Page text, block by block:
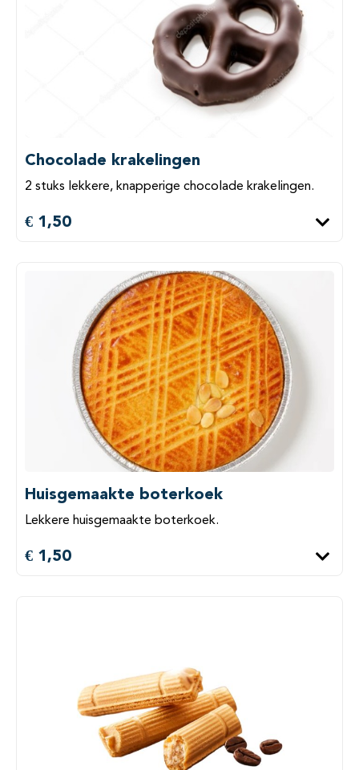
Chocolade krakelingen
2 stuks lekkere, knapperige chocolade krakelingen.
€ 1,50
Huisgemaakte boterkoek
Lekkere huisgemaakte boterkoek.
€ 1,50